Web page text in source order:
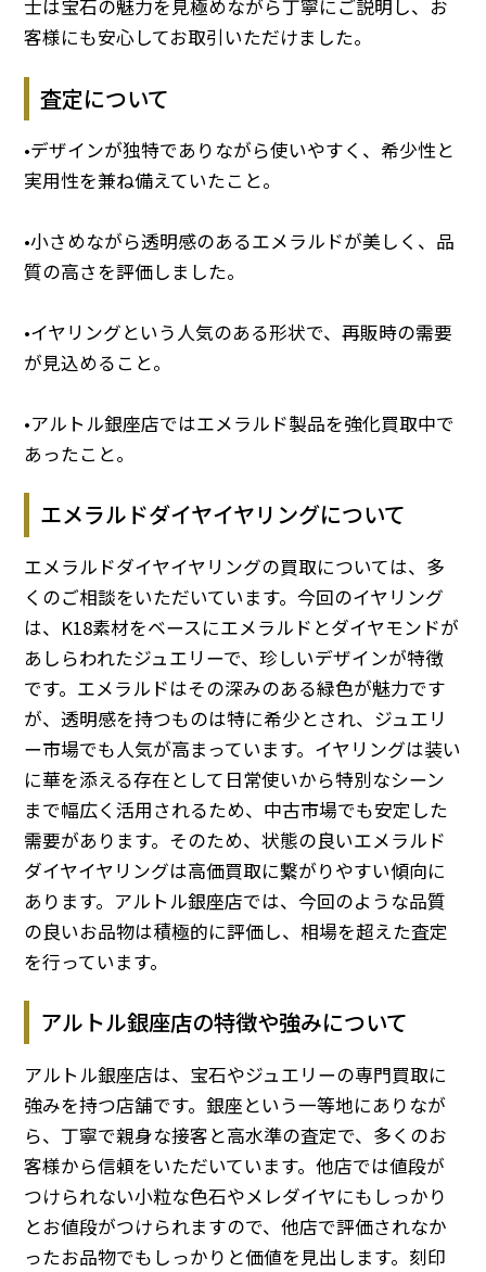
士は宝石の魅力を見極めながら丁寧にご説明し、お
客様にも安心してお取引いただけました。
査定について
•デザインが独特でありながら使いやすく、希少性と
実用性を兼ね備えていたこと。
•小さめながら透明感のあるエメラルドが美しく、品
質の高さを評価しました。
•イヤリングという人気のある形状で、再販時の需要
が見込めること。
•アルトル銀座店ではエメラルド製品を強化買取中で
あったこと。
エメラルドダイヤイヤリングについて
エメラルドダイヤイヤリングの買取については、多
くのご相談をいただいています。今回のイヤリング
は、K18素材をベースにエメラルドとダイヤモンドが
あしらわれたジュエリーで、珍しいデザインが特徴
です。エメラルドはその深みのある緑色が魅力です
が、透明感を持つものは特に希少とされ、ジュエリ
ー市場でも人気が高まっています。イヤリングは装い
に華を添える存在として日常使いから特別なシーン
まで幅広く活用されるため、中古市場でも安定した
需要があります。そのため、状態の良いエメラルド
ダイヤイヤリングは高価買取に繋がりやすい傾向に
あります。アルトル銀座店では、今回のような品質
の良いお品物は積極的に評価し、相場を超えた査定
を行っています。
アルトル銀座店の特徴や強みについて
アルトル銀座店は、宝石やジュエリーの専門買取に
強みを持つ店舗です。銀座という一等地にありなが
ら、丁寧で親身な接客と高水準の査定で、多くのお
客様から信頼をいただいています。他店では値段が
つけられない小粒な色石やメレダイヤにもしっかり
とお値段がつけられますので、他店で評価されなか
ったお品物でもしっかりと価値を見出します。刻印